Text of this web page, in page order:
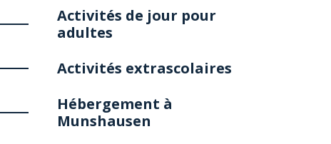
Activités de jour pour
adultes
Activités extrascolaires
Hébergement à
Munshausen